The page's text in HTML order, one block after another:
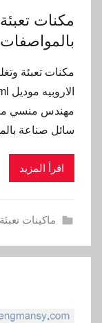
مكنات
بالمواصفات
مكنات تعبئة
مهندس منسي
سائل صناعة
اقرأ المزيد
ماكينات